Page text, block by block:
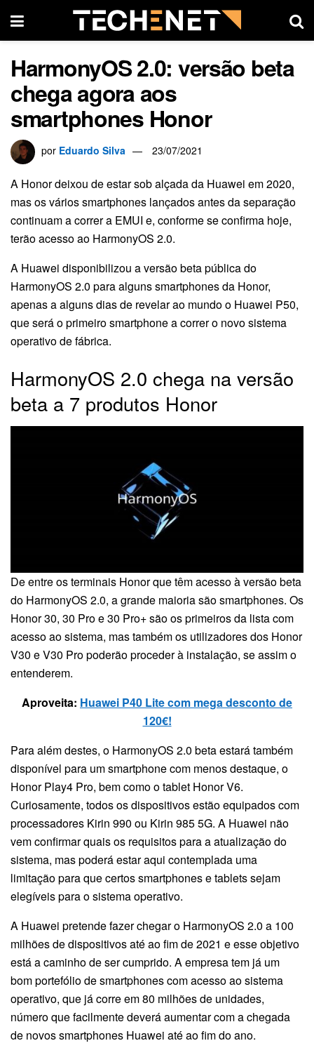
HarmonyOS 2.0: versão beta
chega agora aos
smartphones Honor
por Eduardo Silva 23/07/2021
A Honor deixou de estar sob alçada da Huawei em 2020,
mas os vários smartphones lançados antes da separação
continuam a correr a EMUI e, conforme se confirma hoje,
terão acesso ao HarmonyOS 2.0.
A Huawei disponibilizou a versão beta pública do
HarmonyOS 2.0 para alguns smartphones da Honor,
apenas a alguns dias de revelar ao mundo o Huawei P50,
que será o primeiro smartphone a correr o novo sistema
operativo de fábrica.
HarmonyOS 2.0 chega na versão
beta a 7 produtos Honor
De entre os terminais Honor que têm acesso à versão beta
do HarmonyOS 2.0, a grande maioria são smartphones. Os
Honor 30, 30 Pro e 30 Pro+ são os primeiros da lista com
acesso ao sistema, mas também os utilizadores dos Honor
V30 e V30 Pro poderão proceder à instalação, se assim o
entenderem.
Aproveita: Huawei P40 Lite com mega desconto de
120€!
Para além destes, o HarmonyOS 2.0 beta estará também
disponível para um smartphone com menos destaque, o
Honor Play4 Pro, bem como o tablet Honor V6.
Curiosamente, todos os dispositivos estão equipados com
processadores Kirin 990 ou Kirin 985 5G. A Huawei não
vem confirmar quais os requisitos para a atualização do
sistema, mas poderá estar aqui contemplada uma
limitação para que certos smartphones e tablets sejam
elegíveis para o sistema operativo.
A Huawei pretende fazer chegar o HarmonyOS 2.0 a 100
milhões de dispositivos até ao fim de 2021 e esse objetivo
está a caminho de ser cumprido. A empresa tem já um
bom portefólio de smartphones com acesso ao sistema
operativo, que já corre em 80 milhões de unidades,
número que facilmente deverá aumentar com a chegada
de novos smartphones Huawei até ao fim do ano.